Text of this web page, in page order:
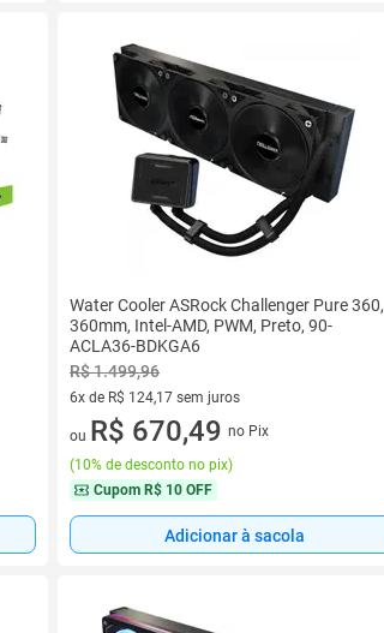
Water Cooler ASRock Challenger Pure 360,
360mm, Intel-AMD, PWM, Preto, 90-
ACLA36-BDKGA6
R$ 1.499,96
6x de R$ 124,17 sem juros
6 vez de R$ 124,17 sem juros
ou R$ 670,49 no Pix
(10% de desconto no pix)
Cupom R$ 10 OFF
Adicionar à sacola